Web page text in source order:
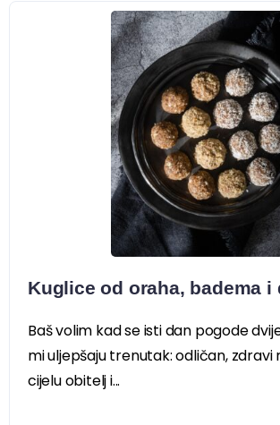
Kuglice od oraha, badema i
Baš volim kad se isti dan pogode
mi uljepšaju trenutak: odličan,
cijelu obitelj i...